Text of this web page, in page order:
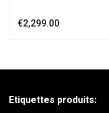
€2,299.00
Etiquettes produits: